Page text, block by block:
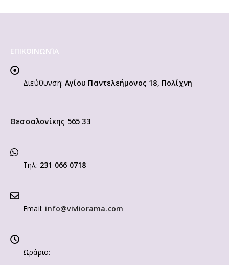
ΕΠΙΚΟΙΝΩΝΊΑ
Διεύθυνση: Αγίου Παντελεήμονος 18, Πολίχνη
Θεσσαλονίκης 565 33
Τηλ: 231 066 0718
Email: info@vivliorama.com
Ωράριο: